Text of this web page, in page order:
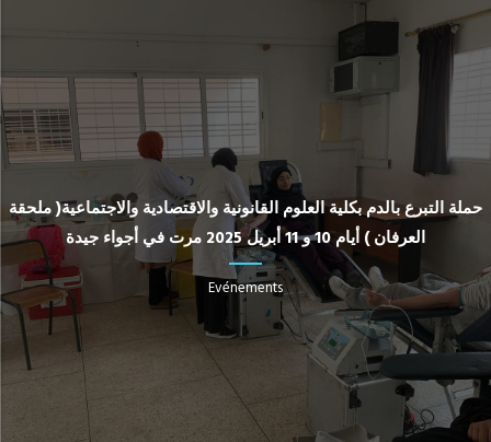
حملة التبرع بالدم بكلية العلوم القانونية والاقتصادية والاجتماعية( ملحقة
العرفان ) أيام 10 و 11 أبريل 2025 مرت في أجواء جيدة
Evénements